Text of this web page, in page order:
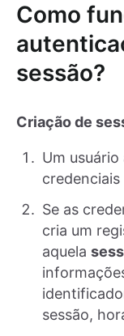
Como
sessão?
Criação de
Um
Se as
cria um
aquela
sessão,